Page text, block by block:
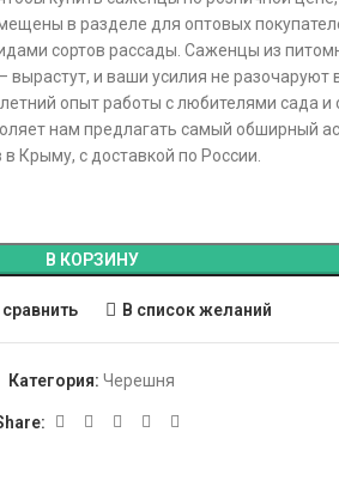
в разделе для оптовых
сортов рассады. Саженцы из
вырастут, и ваши усилия не разочаруют
опыт работы с любителями сада и
нам предлагать самый обширный
Крыму, с доставкой по России.
В КОРЗИНУ
В список желаний
Категория: Черешня